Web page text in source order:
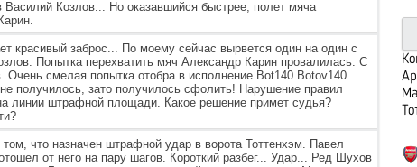
Василий Козлов... Но оказавшийся быстрее, полет мяча
красивый заброс... По моему сейчас вырвется один на один с
Попытка перехватить мяч Александр Карин провалилась. С
Очень смелая попытка отобра в исполнение Bot140 Botov140...
получилось, зато получилось сфолить! Нарушение правил
линии штрафной площади. Какое решение примет судья?
том, что назначен штрафной удар в ворота Тоттенхэм. Павел
от него на пару шагов. Короткий разбег... Удар... Ред Шухов
to
/
to
/